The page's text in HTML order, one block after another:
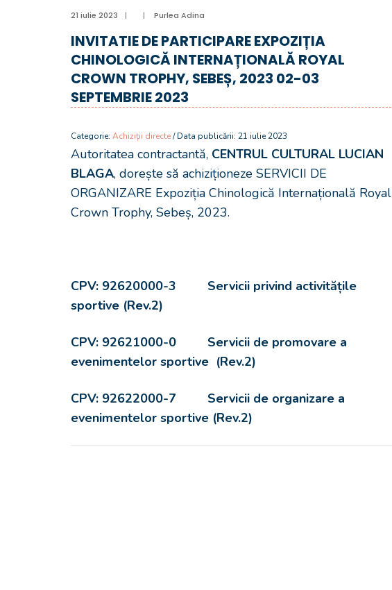
21 iulie 2023 | | Purlea Adina
INVITATIE DE PARTICIPARE EXPOZIȚIA
CHINOLOGICĂ INTERNAȚIONALĂ ROYAL
CROWN TROPHY, SEBEȘ, 2023 02-03
SEPTEMBRIE 2023
Categorie: Achiziții directe/ Data publicării: 21 iulie 2023
Autoritatea contractantă, CENTRUL CULTURAL LUCIAN
BLAGA, dorește să achiziționeze SERVICII DE
ORGANIZARE Expoziția Chinologică Internațională Royal
Crown Trophy, Sebeș, 2023.
CPV: 92620000-3 Servicii privind activitățile
sportive (Rev.2)
CPV: 92621000-0 Servicii de promovare a
evenimentelor sportive (Rev.2)
CPV: 92622000-7 Servicii de organizare a
evenimentelor sportive (Rev.2)